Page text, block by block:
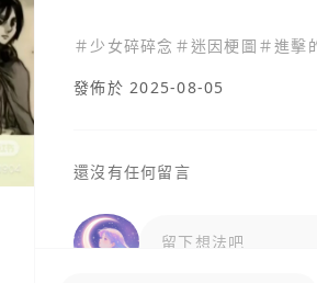
＃ 少女碎碎念 ＃迷因梗圖 ＃進擊
發佈於 2025-08-05
還沒有任何留言
留下想法吧